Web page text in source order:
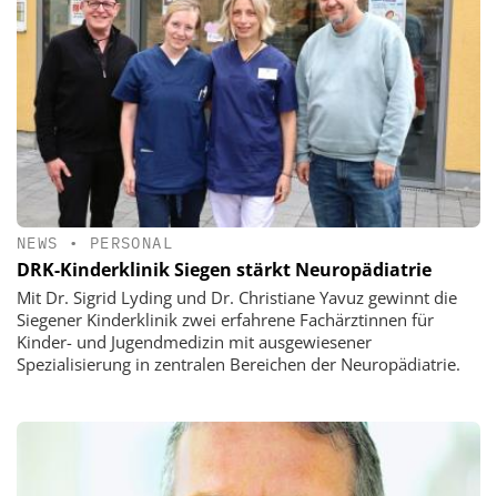
NEWS • PERSONAL
DRK-Kinderklinik Siegen stärkt Neuropädiatrie
Mit Dr. Sigrid Lyding und Dr. Christiane Yavuz gewinnt die
Siegener Kinderklinik zwei erfahrene Fachärztinnen für
Kinder- und Jugendmedizin mit ausgewiesener
Spezialisierung in zentralen Bereichen der Neuropädiatrie.